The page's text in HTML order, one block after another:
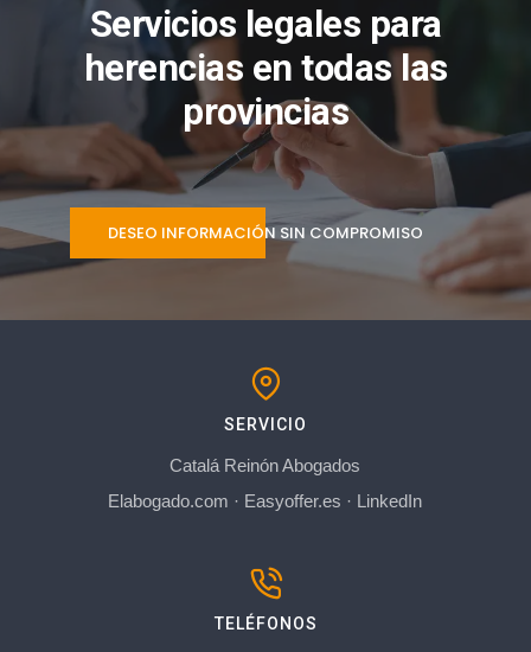
Servicios legales para
herencias en todas las
provincias
DESEO INFORMACIÓN SIN COMPROMISO
SERVICIO
Catalá Reinón Abogados
Elabogado.com · Easyoffer.es · LinkedIn
TELÉFONOS